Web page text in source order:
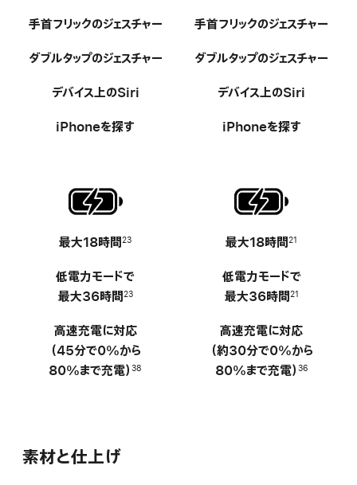
手首フリックのジ ェ ス チ ャ ー 手首フリックのジ ェ ス チ ャ ー
ダブルタップのジ ェ ス チ ャ ー ダブルタップのジ ェ ス チ ャ ー
デバイス上のSiri デバイス上のSiri
iPhoneを探す iPhoneを探す
- -
最大18時間23 最大18時間21
低電力モードで
最大36時間23
低電力モードで
最大36時間21
高速充電に対応
（45分で0%から
80%ま で充電） 38
高速充電に対応
（約30分で0%から
80%ま で充電） 36
素材と仕上げ